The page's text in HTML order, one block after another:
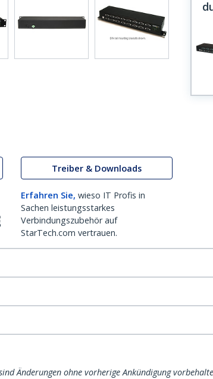
Treiber & Downloads
Erfahren Sie, wieso IT Profis in
Sachen leistungsstarkes
Verbindungszubehör auf
StarTech.com vertrauen.
Änderungen ohne vorherige Ankündigung